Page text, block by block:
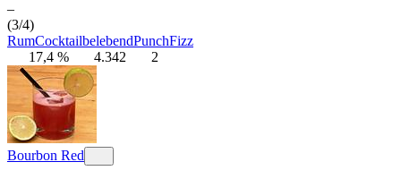
–
(3/4)
RumCocktailbelebendPunchFizz
17,4 %
4.342 2
Bourbon Red